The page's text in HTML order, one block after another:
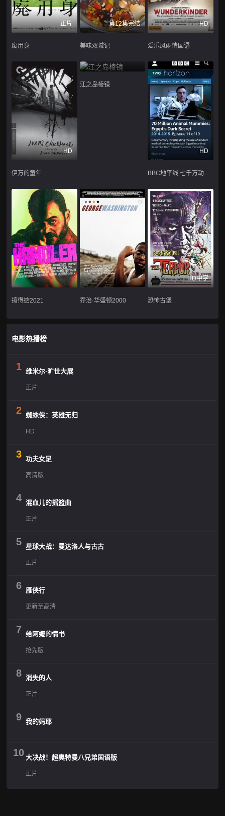
正片
废用身
第12集完结
美味双城记
HD
爱乐风雨情国语
HD
伊万的童年
江之岛棱镜
HD
BBC地平线.七千万动物木乃伊.古埃及的暗黑秘密
搞得掂2021 乔治·华盛顿2000
HD中字
恐怖古堡
电影热播榜
1 维米尔·旷世大展
正片
2 蜘蛛侠：英雄无归
HD
3 功夫女足
高清版
4 混血儿的摇篮曲
正片
5 星球大战：曼达洛人与古古
正片
6 雁侠行
更新至高清
7 给阿嬷的情书
抢先版
8 消失的人
正片
9 我的妈耶
10 大决战！超奥特曼八兄弟国语版
正片